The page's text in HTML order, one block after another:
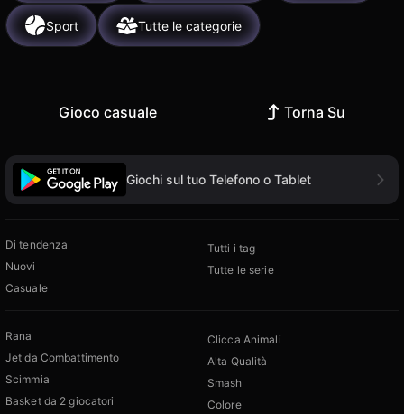
Sport Tutte le categorie
Gioco casuale Torna Su
Giochi sul tuo Telefono o Tablet
Di tendenza
Nuovi
Casuale
Tutti i tag
Tutte le serie
Rana
Jet da Combattimento
Scimmia
Basket da 2 giocatori
Clicca Animali
Alta Qualità
Smash
Colore